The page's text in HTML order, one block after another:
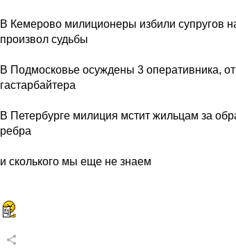
В Кемерово милиционеры избили супругов
произвол судьбы
В Подмосковье осуждены 3 оперативника,
гастарбайтера
В Петербурге милиция мстит жильцам за
ребра
и сколького мы еще не знаем